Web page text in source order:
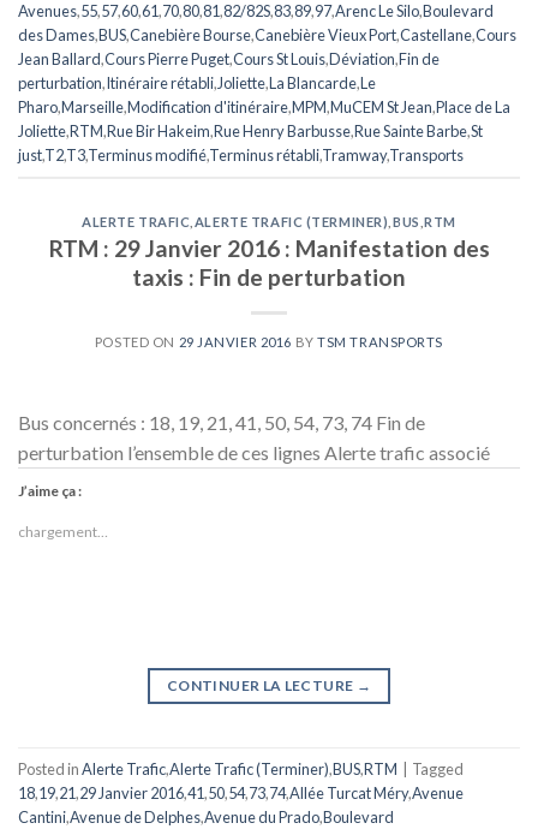
Avenues,55,57,60,61,70,80,81,82/82S,83,89,97,Arenc Le Silo,Boulevard
des Dames,BUS,Canebière Bourse,Canebière Vieux Port,Castellane,Cours
Jean Ballard,Cours Pierre Puget,Cours St Louis,Déviation,Fin de
perturbation,Itinéraire rétabli,Joliette,La Blancarde,Le
Pharo,Marseille,Modification d'itinéraire,MPM,MuCEM St Jean,Place de La
Joliette,RTM,Rue Bir Hakeim,Rue Henry Barbusse,Rue Sainte Barbe,St
just,T2,T3,Terminus modifié,Terminus rétabli,Tramway,Transports
ALERTE TRAFIC ALERTE TRAFIC (TERMINER) BUS ,RTM
RTM : 29 Janvier 2016 : Manifestation des
taxis : Fin de perturbation
POSTED ON 29 JANVIER 2016 BYTSM TRANSPORTS
Bus concernés : 18, 19, 21, 41, 50, 54, 73, 74 Fin de
perturbation l’ensemble de ces lignes Alerte trafic associé
J’aime ça :
chargement…
CONTINUER LA LECTURE →
Posted inAlerte Trafic,Alerte Trafic (Terminer),BUS,RTM
Tagged
18,19,21,29 Janvier 2016,41,50,54,73,74,Allée Turcat Méry,Avenue
Cantini,Avenue de Delphes,Avenue du Prado,Boulevard